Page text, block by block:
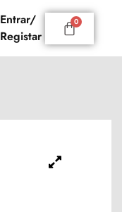
Entrar/
Registar